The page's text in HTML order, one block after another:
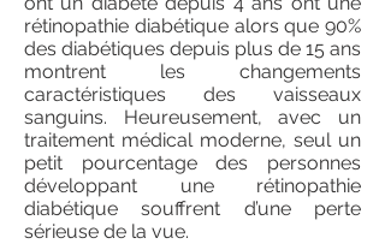
rétinopathie diabétique alors que 90%
des diabétiques depuis plus de 15 ans
montrent les changements
caractéristiques des vaisseaux
sanguins. Heureusement, avec un
traitement médical moderne, seul un
petit pourcentage des personnes
développant une rétinopathie
diabétique souffrent d’une perte
sérieuse de la vue.